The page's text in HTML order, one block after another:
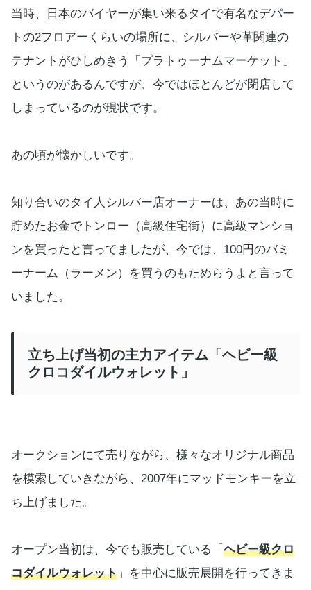
当時、日本のバイヤーが集い来るタイで有名なデパー
トの2フロアーくらいの場所に、シルバーや革関連の
テナントがひしめきう「プラトゥーナムマーケット」
というのがあるんですが、今ではほとんどが閉店して
しまっているのが現状です。
あの頃が懐かしいです。
知り合いのタイ人シルバー店オーナーは、あの当時に
貯めたお金でトンロー（高級住宅街）に高級マンショ
ンを買ったと言ってましたが、今では、100円のバミ
ーナーム（ラーメン）を買うのもためらうよと言って
いました。
立ち上げ当初の主力アイテム「ヘビー級
クロコダイルウォレット」
オークションにて売りながら、様々なオリジナル商品
を模索していきながら、2007年にマッドモンキーを立
ち上げました。
オープン当初は、今でも販売している「 ヘビー級クロ
コダイルウォレット 」を中心に販売展開を行ってきま